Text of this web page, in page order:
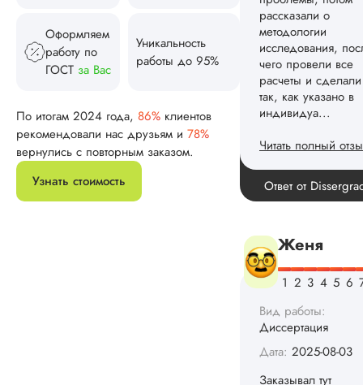
Оформляем
работу по
ГОСТ за Вас
Уникальность
работы до 95%
По итогам 2024 года, 86% клиентов
рекомендовали нас друзьям и 78%
вернулись с повторным заказом.
Узнать стоимость
Женя
Вид работы:
Диссертация
Дата:2025-08-03
Заказывал тут
срокам и
конечно, для меня
не успел бы
самостоятельно.
Понравилось то,
менеджер
держал меня в
о статусе заказа.
Структура
исследования
выполнена в...